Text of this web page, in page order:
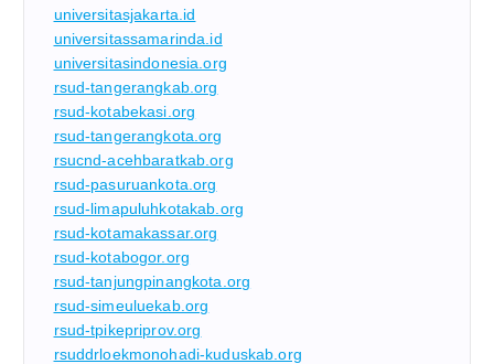
universitasjakarta.id
universitassamarinda.id
universitasindonesia.org
rsud-tangerangkab.org
rsud-kotabekasi.org
rsud-tangerangkota.org
rsucnd-acehbaratkab.org
rsud-pasuruankota.org
rsud-limapuluhkotakab.org
rsud-kotamakassar.org
rsud-kotabogor.org
rsud-tanjungpinangkota.org
rsud-simeuluekab.org
rsud-tpikepriprov.org
rsuddrloekmonohadi-kuduskab.org